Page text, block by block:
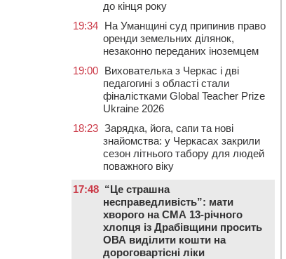
до кінця року
19:34 На Уманщині суд припинив право
оренди земельних ділянок,
незаконно переданих іноземцем
19:00 Вихователька з Черкас і дві
педагогині з області стали
фіналістками Global Teacher Prize
Ukraine 2026
18:23 Зарядка, йога, сапи та нові
знайомства: у Черкасах закрили
сезон літнього табору для людей
поважного віку
17:48 “Це страшна
несправедливість”: мати
хворого на СМА 13-річного
хлопця із Драбівщини просить
ОВА виділити кошти на
дороговартісні ліки